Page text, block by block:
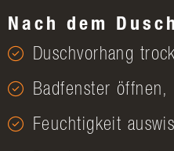
Nach dem
Duschvorhang
Badfenster öffnen,
Feuchtigkeit